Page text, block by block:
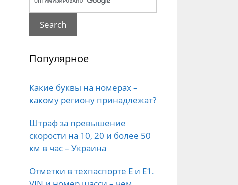
Популярное
Какие буквы на номерах –
какому региону принадлежат?
Штраф за превышение
скорости на 10, 20 и более 50
км в час – Украина
Отметки в техпаспорте E и E1.